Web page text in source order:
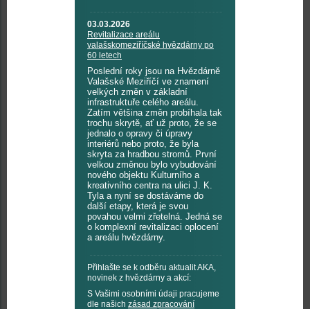
03.03.2026
Revitalizace areálu
valašskomeziříčské hvězdárny po
60 letech
Poslední roky jsou na Hvězdárně
Valašské Meziříčí ve znamení
velkých změn v základní
infrastruktuře celého areálu.
Zatím většina změn probíhala tak
trochu skrytě, ať už proto, že se
jednalo o opravy či úpravy
interiérů nebo proto, že byla
skryta za hradbou stromů. První
velkou změnou bylo vybudování
nového objektu Kulturního a
kreativního centra na ulici J. K.
Tyla a nyní se dostáváme do
další etapy, která je svou
povahou velmi zřetelná. Jedná se
o komplexní revitalizaci oplocení
a areálu hvězdárny.
Přihlašte se k odběru aktualit AKA,
novinek z hvězdárny a akcí:
S Vašimi osobními údaji pracujeme
dle našich zásad zpracování